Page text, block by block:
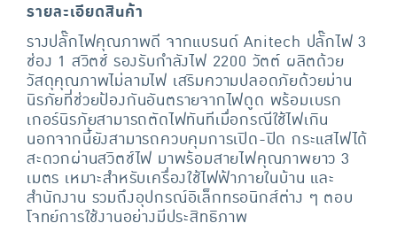
รายละเอียดสินค้า
รางปลั๊กไฟคุณภาพดี จากแบรนด์ Anitech ปลั๊กไฟ 3
ช่อง 1 สวิตช์ รองรับกำลังไฟ 2200 วัตต์ ผลิตด้วย
วัสดุคุณภาพไม่ลามไฟ เสริมความปลอดภัยด้วยม่าน
นิรภัยที่ช่วยป้องกันอันตรายจากไฟดูด พร้อมเบรก
เกอร์นิรภัยสามารถตัดไฟทันทีเมื่อกรณีใช้ไฟเกิน
นอกจากนี้ยังสามารถควบคุมการเปิด-ปิด กระแสไฟได้
สะดวกผ่านสวิตช์ไฟ มาพร้อมสายไฟคุณภาพยาว 3
เมตร เหมาะสำหรับเครื่องใช้ไฟฟ้าภายในบ้าน และ
สำนักงาน รวมถึงอุปกรณ์อิเล็กทรอนิกส์ต่าง ๆ ตอบ
โจทย์การใช้งานอย่างมีประสิทธิภาพ